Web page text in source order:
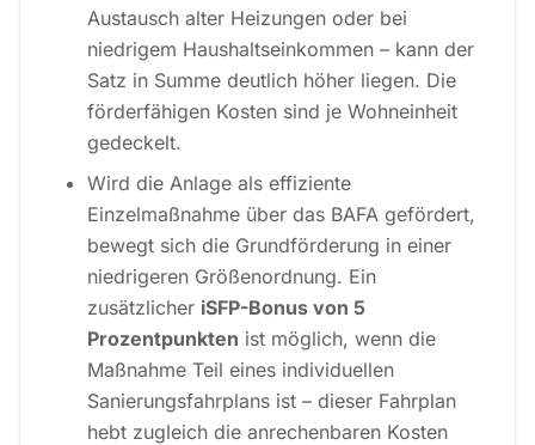
Austausch alter Heizungen oder bei
niedrigem Haushaltseinkommen – kann der
Satz in Summe deutlich höher liegen. Die
förderfähigen Kosten sind je Wohneinheit
gedeckelt.
Wird die Anlage als effiziente
Einzelmaßnahme über das BAFA gefördert,
bewegt sich die Grundförderung in einer
niedrigeren Größenordnung. Ein
zusätzlicher iSFP-Bonus von 5
Prozentpunkten ist möglich, wenn die
Maßnahme Teil eines individuellen
Sanierungsfahrplans ist – dieser Fahrplan
hebt zugleich die anrechenbaren Kosten